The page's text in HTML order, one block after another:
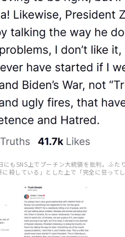
にもSNS上でプーチン大統領を批判。ふ
に殺している」とした上で「完全に狂っ